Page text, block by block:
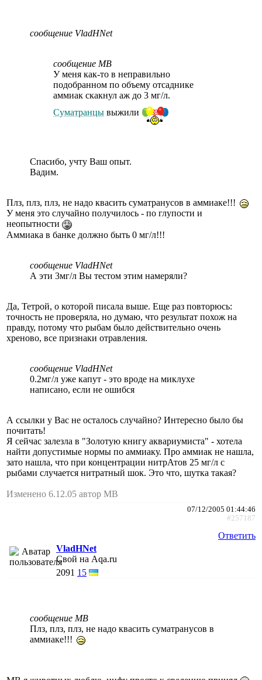
сообщение VladHNet
сообщение МВ
У меня как-то в неправильно
подобранном по объему отсаднике
аммиак скакнул аж до 3 мг/л.
Суматранцы выжили
Спасибо, учту Ваш опыт.
Вадим.
Плз, плз, плз, не надо квасить суматранусов в аммиаке!!!
У меня это случайно получилось - по глупости и
неопытности
Аммиака в банке должно быть 0 мг/л!!!
сообщение VladHNet
А эти 3мг/л Вы тестом этим намеряли?
Да, Тетрой, о которой писала выше. Еще раз повторюсь:
точность не проверяла, но думаю, что результат похож на
правду, потому что рыбам было действительно очень
хреново, все признаки отравления.
сообщение VladHNet
0.2мг/л уже капут - это вроде на миклухе
написано, если не ошибся
А ссылки у Вас не осталось случайно? Интересно было бы
почитать!
Я сейчас залезла в "Золотую книгу аквариумиста" - хотела
найти допустимые нормы по аммиаку. Про аммиак не нашла,
зато нашла, что при концентрации нитрАтов 25 мг/л с
рыбами случается нитратный шок. Это что, шутка такая?
Изменено 6.12.05 автор МВ
07/12/2005 01:44:46
#257187
Ответить
VladHNet
Свой на Aqa.ru
2091 15
сообщение МВ
Плз, плз, плз, не надо квасить суматранусов в
аммиаке!!!